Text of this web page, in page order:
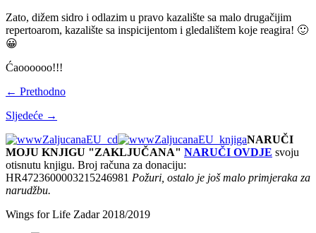
Zato, dižem sidro i odlazim u pravo kazalište sa malo drugačijim
repertoarom, kazalište sa inspicijentom i gledalištem koje reagira! 🙂
😀
Ćaoooooo!!!
← Prethodno
Sljedeće →
NARUČI
MOJU KNJIGU "ZAKLJUČANA" NARUČI OVDJE svoju
otisnutu knjigu. Broj računa za donaciju:
HR4723600003215246981 Požuri, ostalo je još malo primjeraka za
narudžbu.
Wings for Life Zadar 2018/2019